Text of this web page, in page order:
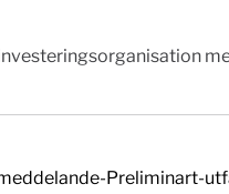
Preliminart-